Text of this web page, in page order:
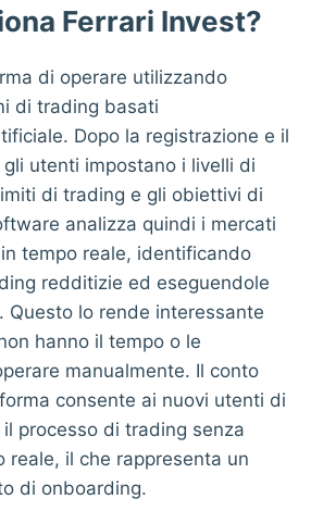
Ferrari Invest?
di operare utilizzando
di trading basati
Dopo la registrazione e il
utenti impostano i livelli di
di trading e gli obiettivi di
analizza quindi i mercati
tempo reale, identificando
redditizie ed eseguendole
Questo lo rende interessante
hanno il tempo o le
manualmente. Il conto
consente ai nuovi utenti di
processo di trading senza
reale, il che rappresenta un
di onboarding.